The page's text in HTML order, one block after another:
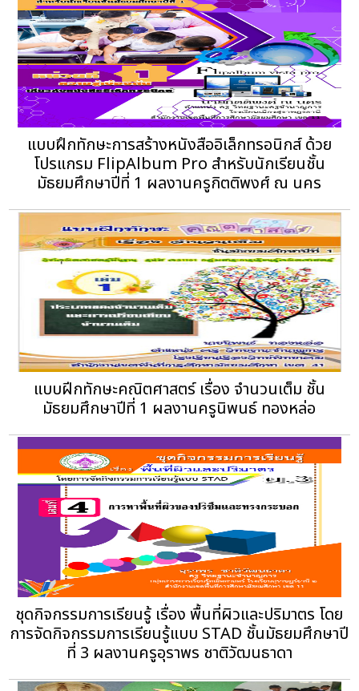
แบบฝึกทักษะการสร้างหนังสืออิเล็กทรอนิกส์ ด้วย
โปรแกรม FlipAlbum Pro สำหรับนักเรียนชั้น
มัธยมศึกษาปีที่ 1 ผลงานครูกิตติพงศ์ ณ นคร
แบบฝีกทักษะคณิตศาสตร์ เรื่อง จำนวนเต็ม ชั้น
มัธยมศึกษาปีที่ 1 ผลงานครูนิพนธ์ ทองหล่อ
ชุดกิจกรรมการเรียนรู้ เรื่อง พื้นที่ผิวและปริมาตร โดย
การจัดกิจกรรมการเรียนรู้แบบ STAD ชั้นมัธยมศึกษาปี
ที่ 3 ผลงานครูอุราพร ชาติวัฒนธาดา